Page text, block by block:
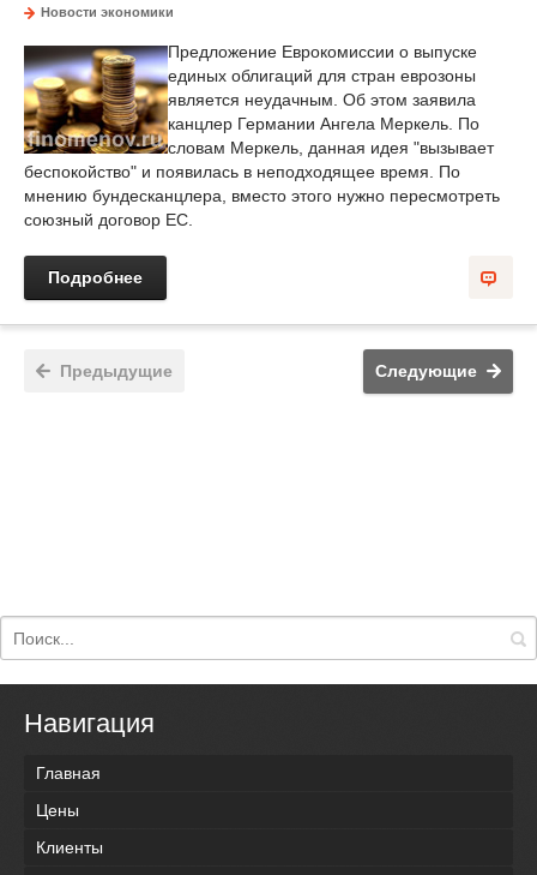
Новости экономики
Предложение Еврокомиссии о выпуске
единых облигаций для стран еврозоны
является неудачным. Об этом заявила
канцлер Германии Ангела Меркель. По
словам Меркель, данная идея "вызывает
беспокойство" и появилась в неподходящее время. По
мнению бундесканцлера, вместо этого нужно пересмотреть
союзный договор ЕС.
Подробнее
Предыдущие Следующие
Навигация
Главная
Цены
Клиенты